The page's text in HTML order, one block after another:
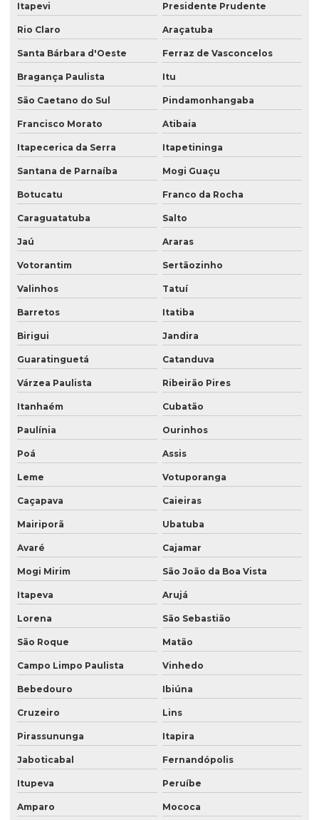
Saco plástico com janela
Saco plástico refil
Saco plastico valvulado
Saco plástico valvulado para adubo
Saco plastico valvulado para argamassa
Saco plastico valvulado para textura
Saco de rafia boca aberta
Saco stand up
Saco stand up pouche
Saco com válvula
Saco valvula lateral
Saco valvula topo
Saco valvulado 20 kg
Saco valvulado 25kg
Saco valvulado 50 kg
Saco valvulado para adubo
Saco valvulado para alimentos
Saco valvulado para argamassa
Saco valvulado para cal
Saco valvulado para calcario
Saco valvulado para cimento
Saco valvulado para fertilizante
Saco valvulado impresso
Saco valvulado laminado
Saco valvulado laminado de rafia
Saco valvulado lateral
Saco valvulado com manga externa
Saco valvulado multifolhado
Saco valvulado de papel
Itapevi Presidente Prudente
Rio Claro Araçatuba
Santa Bárbara d'Oeste Ferraz de Vasconcelos
Bragança Paulista Itu
São Caetano do Sul Pindamonhangaba
Francisco Morato Atibaia
Itapecerica da Serra Itapetininga
Santana de Parnaíba Mogi Guaçu
Botucatu Franco da Rocha
Caraguatatuba Salto
Jaú Araras
Votorantim Sertãozinho
Valinhos Tatuí
Barretos Itatiba
Birigui Jandira
Guaratinguetá Catanduva
Várzea Paulista Ribeirão Pires
Itanhaém Cubatão
Paulínia Ourinhos
Poá Assis
Leme Votuporanga
Caçapava Caieiras
Mairiporã Ubatuba
Avaré Cajamar
Mogi Mirim São João da Boa Vista
Itapeva Arujá
Lorena São Sebastião
São Roque Matão
Campo Limpo Paulista Vinhedo
Bebedouro Ibiúna
Cruzeiro Lins
Pirassununga Itapira
Jaboticabal Fernandópolis
Itupeva Peruíbe
Amparo Mococa